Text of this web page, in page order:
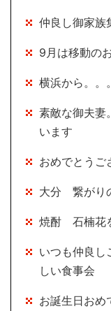
仲良し御家族
9月は移動の
横浜から。。
素敵な御夫妻
います
おめでとうご
大分 繋がり
焼酎 石楠花
いつも仲良し
しい食事会
お誕生日おめ